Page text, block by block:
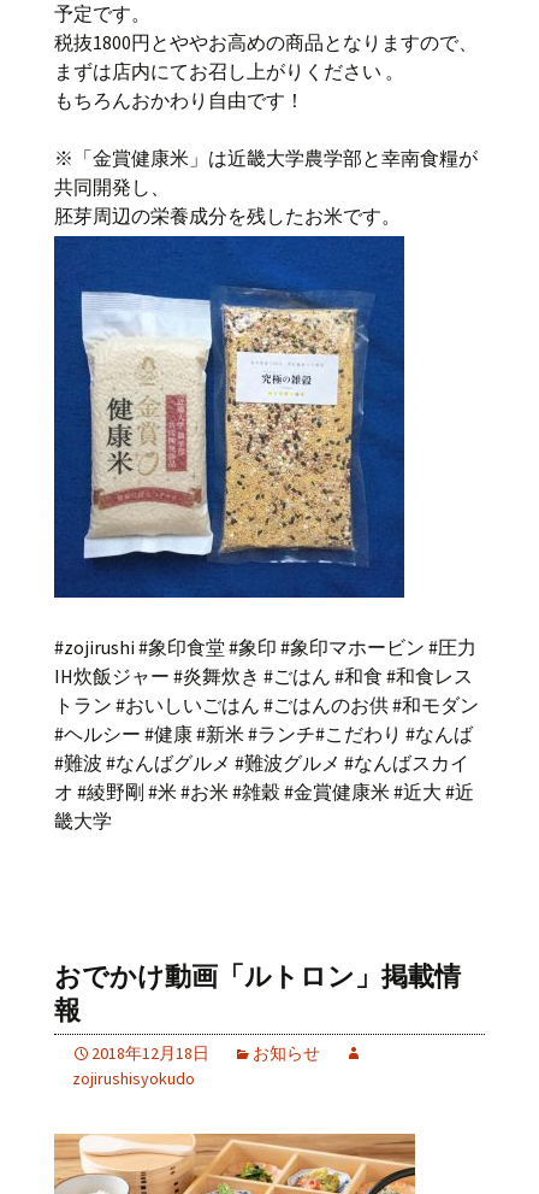
予定です。
税抜1800円とややお高めの商品となりますので、
まずは店内にてお召し上がりください 。
もちろんおかわり自由です！
※「金賞健康米」は近畿大学農学部と幸南食糧が
共同開発し、
胚芽周辺の栄養成分を残したお米です。
#zojirushi #象印食堂 #象印 #象印マホービン #圧力
IH炊飯ジャー #炎舞炊き #ごはん #和食 #和食レス
トラン #おいしいごはん #ごはんのお供 #和モダン
#ヘルシー #健康 #新米 #ランチ#こだわり #なんば
#難波 #なんばグルメ #難波グルメ #なんばスカイ
オ #綾野剛 #米 #お米 #雑穀 #金賞健康米 #近大 #近
畿大学
おでかけ動画「ルトロン」掲載情
報
2018年12月18日
お知らせ
zojirushisyokudo